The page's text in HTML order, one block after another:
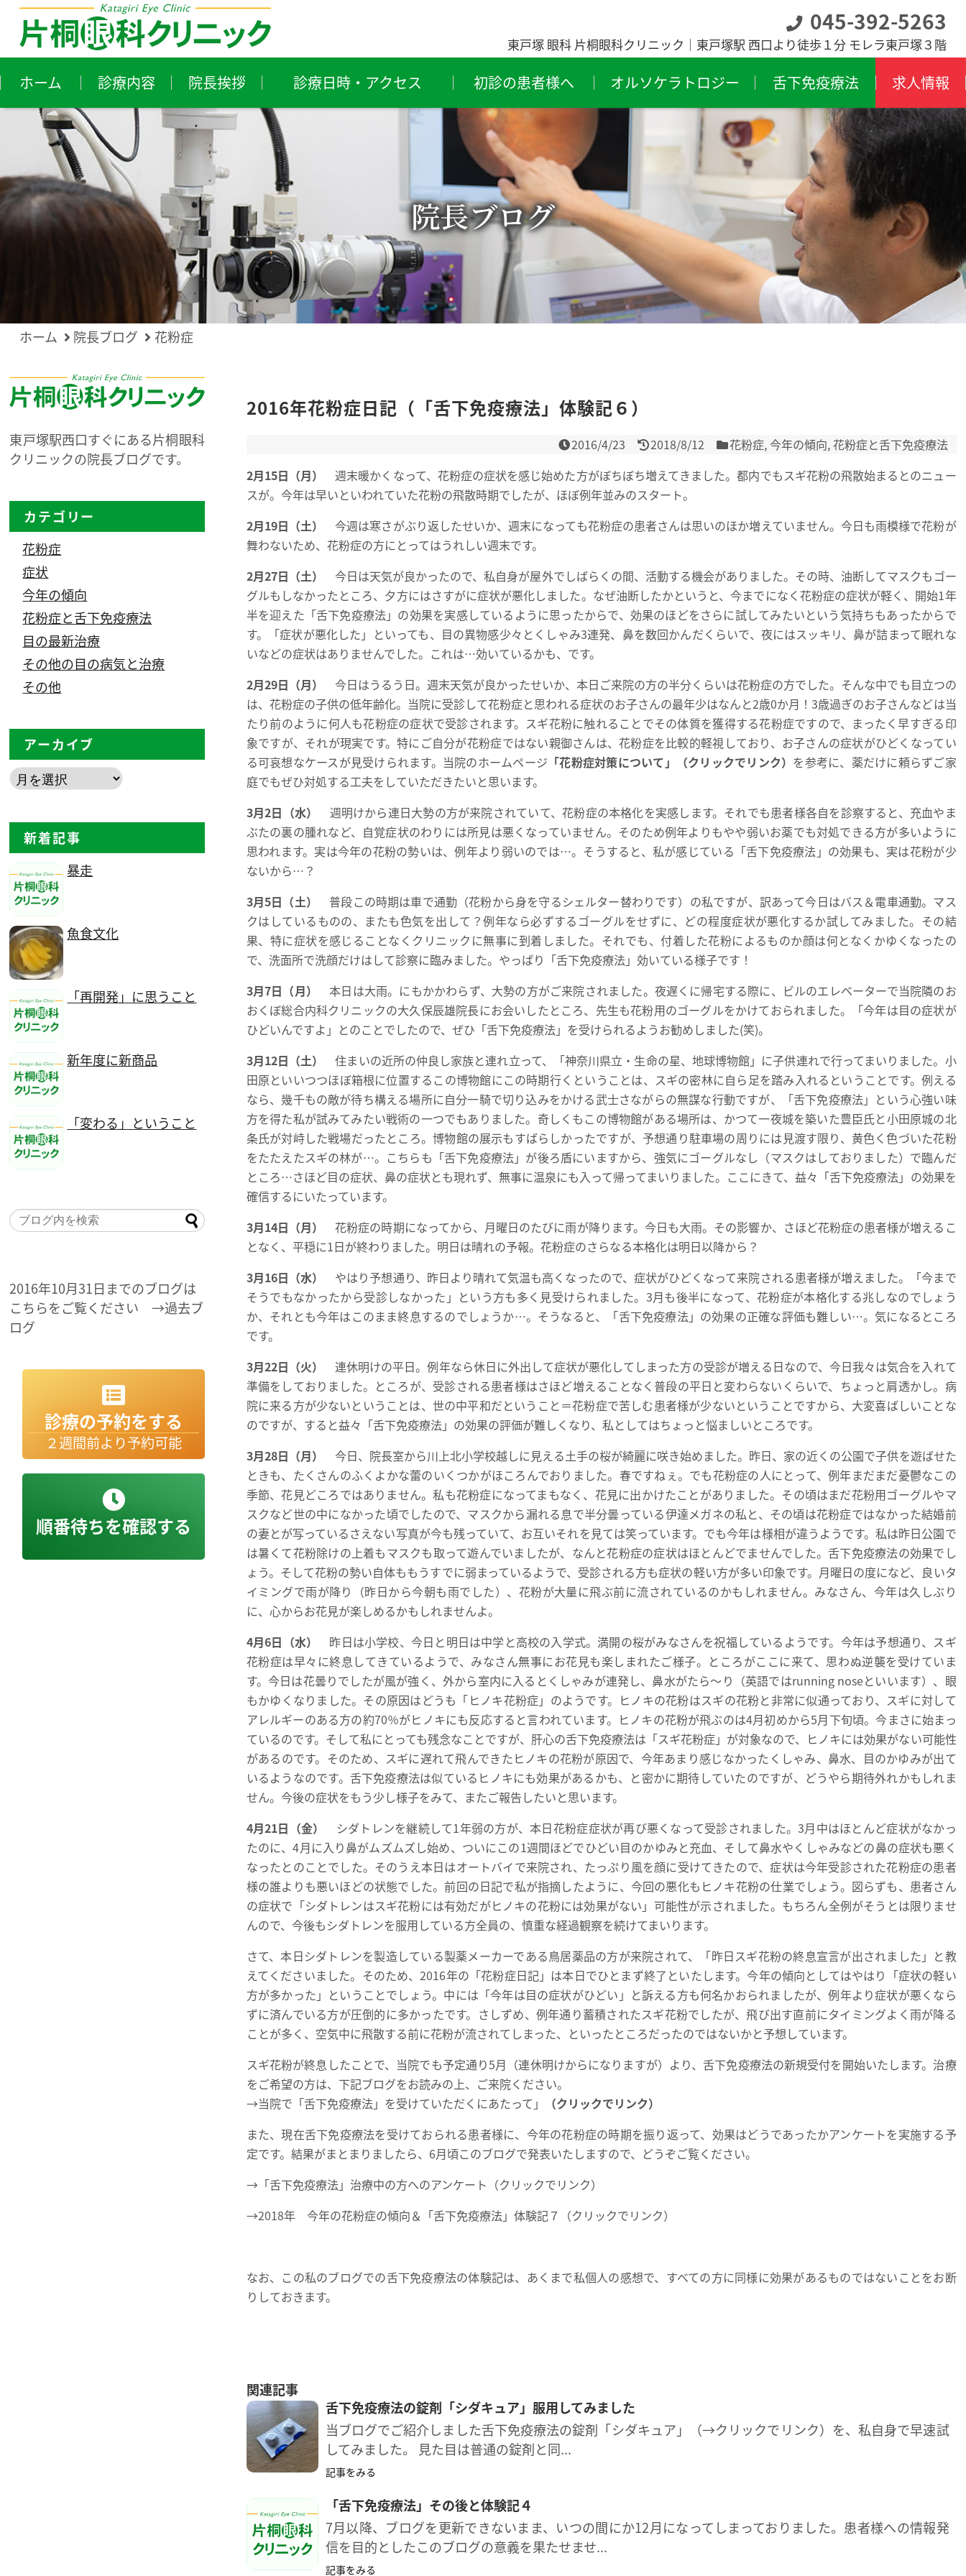
045-392-5263
東戸塚 眼科 片桐眼科クリニック｜東戸塚駅 西口より徒歩１分 モレラ東戸塚３階
ホーム 診療内容
近視・遠視・乱視
ものもらい
（霰粒腫・麦粒腫）
結膜炎 飛蚊症
白内障 緑内障 結膜下出血
斜視・弱視
小児眼科
院長挨拶 診療日時・アクセス 初診の患者様へ オルソケラトロジー 舌下免疫療法 求人情報
院長ブログ
ホーム 院長ブログ 花粉症
2016年花粉症日記（「舌下免疫療法」体験記６）
2016/4/23 2018/8/12 花粉症,今年の傾向,花粉症と舌下免疫療法
2月15日（月）
週末暖かくなって、花粉症の症状を感じ始めた方がぼちぼち増えてきました。都内でもスギ花粉の飛散始まるとのニュー
スが。今年は早いといわれていた花粉の飛散時期でしたが、ほぼ例年並みのスタート。
2月19日（土）
今週は寒さがぶり返したせいか、週末になっても花粉症の患者さんは思いのほか増えていません。今日も雨模様で花粉が
舞わないため、花粉症の方にとってはうれしい週末です。
2月27日（土）
今日は天気が良かったので、私自身が屋外でしばらくの間、活動する機会がありました。その時、油断してマスクもゴー
グルもしなかったところ、夕方にはさすがに症状が悪化しました。なぜ油断したかというと、今までになく花粉症の症状が軽く、開始1年
半を迎えた「舌下免疫療法」の効果を実感しているように思ったからで、効果のほどをさらに試してみたいという気持ちもあったからで
す。「症状が悪化した」といっても、目の異物感少々とくしゃみ3連発、鼻を数回かんだくらいで、夜にはスッキリ、鼻が詰まって眠れな
いなどの症状はありませんでした。これは…効いているかも、です。
2月29日（月）
今日はうるう日。週末天気が良かったせいか、本日ご来院の方の半分くらいは花粉症の方でした。そんな中でも目立つの
は、花粉症の子供の低年齢化。当院に受診して花粉症と思われる症状のお子さんの最年少はなんと2歳0か月！3歳過ぎのお子さんなどは当
たり前のように何人も花粉症の症状で受診されます。スギ花粉に触れることでその体質を獲得する花粉症ですので、まったく早すぎる印
象ですが、それが現実です。特にご自分が花粉症ではない親御さんは、花粉症を比較的軽視しており、お子さんの症状がひどくなってい
る可哀想なケースが見受けられます。当院のホームページ 「花粉症対策について」（クリックでリンク） を参考に、薬だけに頼らずご家
庭でもぜひ対処する工夫をしていただきたいと思います。
3月2日（水）
週明けから連日大勢の方が来院されていて、花粉症の本格化を実感します。それでも患者様各自を診察すると、充血やま
ぶたの裏の腫れなど、自覚症状のわりには所見は悪くなっていません。そのため例年よりもやや弱いお薬でも対処できる方が多いように
思われます。実は今年の花粉の勢いは、例年より弱いのでは…。そうすると、私が感じている「舌下免疫療法」の効果も、実は花粉が少
ないから…？
3月5日（土）
普段この時期は車で通勤（花粉から身を守るシェルター替わりです）の私ですが、訳あって今日はバス＆電車通勤。マス
クはしているものの、またも色気を出して？例年なら必ずするゴーグルをせずに、どの程度症状が悪化するか試してみました。その結
果、特に症状を感じることなくクリニックに無事に到着しました。それでも、付着した花粉によるものか顔は何となくかゆくなったの
で、洗面所で洗顔だけはして診察に臨みました。やっぱり「舌下免疫療法」効いている様子です！
3月7日（月）
本日は大雨。にもかかわらず、大勢の方がご来院されました。夜遅くに帰宅する際に、ビルのエレベーターで当院隣のお
おくぼ総合内科クリニックの大久保辰雄院長にお会いしたところ、先生も花粉用のゴーグルをかけておられました。「今年は目の症状が
ひどいんですよ」とのことでしたので、ぜひ「舌下免疫療法」を受けられるようお勧めしました(笑)。
3月12日（土）
住まいの近所の仲良し家族と連れ立って、 「神奈川県立・生命の星、地球博物館」 に子供連れで行ってまいりました。小
田原といいつつほぼ箱根に位置するこの博物館にこの時期行くということは、スギの密林に自ら足を踏み入れるということです。例える
なら、幾千もの敵が待ち構える場所に自分一騎で切り込みをかける武士さながらの無謀な行動ですが、「舌下免疫療法」という心強い味
方を得た私が試みてみたい戦術の一つでもありました。奇しくもこの博物館がある場所は、かつて一夜城を築いた豊臣氏と小田原城の北
条氏が対峙した戦場だったところ。博物館の展示もすばらしかったですが、予想通り駐車場の周りには見渡す限り、黄色く色づいた花粉
をたたえたスギの林が…。こちらも「舌下免疫療法」が後ろ盾にいますから、強気にゴーグルなし（マスクはしておりました）で臨んだ
ところ…さほど目の症状、鼻の症状とも現れず、無事に温泉にも入って帰ってまいりました。ここにきて、益々「舌下免疫療法」の効果を
確信するにいたっています。
3月14日（月）
花粉症の時期になってから、月曜日のたびに雨が降ります。今日も大雨。その影響か、さほど花粉症の患者様が増えるこ
となく、平穏に1日が終わりました。明日は晴れの予報。花粉症のさらなる本格化は明日以降から？
3月16日（水）
やはり予想通り、昨日より晴れて気温も高くなったので、症状がひどくなって来院される患者様が増えました。「今まで
そうでもなかったから受診しなかった」という方も多く見受けられました。3月も後半になって、花粉症が本格化する兆しなのでしょう
か、それとも今年はこのまま終息するのでしょうか…。そうなると、「舌下免疫療法」の効果の正確な評価も難しい…。気になるところ
です。
3月22日（火）
連休明けの平日。例年なら休日に外出して症状が悪化してしまった方の受診が増える日なので、今日我々は気合を入れて
準備をしておりました。ところが、受診される患者様はさほど増えることなく普段の平日と変わらないくらいで、ちょっと肩透かし。病
院に来る方が少ないということは、世の中平和だということ＝花粉症で苦しむ患者様が少ないということですから、大変喜ばしいことな
のですが、すると益々「舌下免疫療法」の効果の評価が難しくなり、私としてはちょっと悩ましいところです。
3月28日（月）
今日、院長室から川上北小学校越しに見える土手の桜が綺麗に咲き始めました。昨日、家の近くの公園で子供を遊ばせた
ときも、たくさんのふくよかな蕾のいくつかがほころんでおりました。春ですねぇ。でも花粉症の人にとって、例年まだまだ憂鬱なこの
季節、花見どころではありません。私も花粉症になってまもなく、花見に出かけたことがありました。その頃はまだ花粉用ゴーグルやマ
スクなど世の中になかった頃でしたので、マスクから漏れる息で半分曇っている伊達メガネの私と、その頃は花粉症ではなかった結婚前
の妻とが写っているさえない写真が今も残っていて、お互いそれを見ては笑っています。でも今年は様相が違うようです。私は昨日公園で
は暑くて花粉除けの上着もマスクも取って遊んでいましたが、なんと花粉症の症状はほとんどでませんでした。舌下免疫療法の効果でし
ょう。そして花粉の勢い自体ももうすでに弱まっているようで、受診される方も症状の軽い方が多い印象です。月曜日の度になど、良いタ
イミングで雨が降り（昨日から今朝も雨でした）、花粉が大量に飛ぶ前に流されているのかもしれません。みなさん、今年は久しぶり
に、心からお花見が楽しめるかもしれませんよ。
4月6日（水）
昨日は小学校、今日と明日は中学と高校の入学式。満開の桜がみなさんを祝福しているようです。今年は予想通り、スギ
花粉症は早々に終息してきているようで、みなさん無事にお花見も楽しまれたご様子。ところがここに来て、思わぬ逆襲を受けていま
す。今日は花曇りでしたが風が強く、外から室内に入るとくしゃみが連発し、鼻水がたら～り（英語ではrunning noseといいます）、眼
もかゆくなりました。その原因はどうも「ヒノキ花粉症」のようです。ヒノキの花粉はスギの花粉と非常に似通っており、スギに対して
アレルギーのある方の約70％がヒノキにも反応すると言われています。ヒノキの花粉が飛ぶのは4月初めから5月下旬頃。今まさに始まっ
ているのです。そして私にとっても残念なことですが、肝心の舌下免疫療法は「スギ花粉症」が対象なので、ヒノキには効果がない可能性
があるのです。そのため、スギに遅れて飛んできたヒノキの花粉が原因で、今年あまり感じなかったくしゃみ、鼻水、目のかゆみが出て
いるようなのです。舌下免疫療法は似ているヒノキにも効果があるかも、と密かに期待していたのですが、どうやら期待外れかもしれま
せん。今後の症状をもう少し様子をみて、またご報告したいと思います。
4月21日（金）
シダトレンを継続して1年弱の方が、本日花粉症症状が再び悪くなって受診されました。3月中はほとんど症状がなかっ
たのに、4月に入り鼻がムズムズし始め、ついにこの1週間ほどでひどい目のかゆみと充血、そして鼻水やくしゃみなどの鼻の症状も悪く
なったとのことでした。そのうえ本日はオートバイで来院され、たっぷり風を顔に受けてきたので、症状は今年受診された花粉症の患者
様の誰よりも悪いほどの状態でした。前回の日記で私が指摘したように、今回の悪化もヒノキ花粉の仕業でしょう。図らずも、患者さん
の症状で「シダトレンはスギ花粉には有効だがヒノキの花粉には効果がない」可能性が示されました。もちろん全例がそうとは限りませ
んので、今後もシダトレンを服用している方全員の、慎重な経過観察を続けてまいります。
さて、本日シダトレンを製造している製薬メーカーである鳥居薬品の方が来院されて、「昨日スギ花粉の終息宣言が出されました」と教
えてくださいました。そのため、2016年の「花粉症日記」は本日でひとまず終了といたします。今年の傾向としてはやはり「症状の軽い
方が多かった」ということでしょう。中には「今年は目の症状がひどい」と訴える方も何名かおられましたが、例年より症状が悪くなら
ずに済んでいる方が圧倒的に多かったです。さしずめ、例年通り蓄積されたスギ花粉でしたが、飛び出す直前にタイミングよく雨が降る
ことが多く、空気中に飛散する前に花粉が流されてしまった、といったところだったのではないかと予想しています。
スギ花粉が終息したことで、当院でも予定通り5月（連休明けからになりますが）より、舌下免疫療法の新規受付を開始いたします。治療
をご希望の方は、下記ブログをお読みの上、ご来院ください。
→当院で「舌下免疫療法」を受けていただくにあたって」
（クリックでリンク）
また、現在舌下免疫療法を受けておられる患者様に、今年の花粉症の時期を振り返って、効果はどうであったかアンケートを実施する予
定です。結果がまとまりましたら、6月頃このブログで発表いたしますので、どうぞご覧ください。
→「舌下免疫療法」治療中の方へのアンケート（クリックでリンク）
→2018年 今年の花粉症の傾向＆「舌下免疫療法」体験記７（クリックでリンク）
なお、この私のブログでの舌下免疫療法の体験記は、あくまで私個人の感想で、すべての方に同様に効果があるものではないことをお断
りしておきます。
関連記事
舌下免疫療法の錠剤「シダキュア」服用してみました
当ブログでご紹介しました舌下免疫療法の錠剤「シダキュア」（→クリックでリンク）を、私自身で早速試
してみました。 見た目は普通の錠剤と同...
記事をみる
「舌下免疫療法」その後と体験記４
7月以降、ブログを更新できないまま、いつの間にか12月になってしまっておりました。患者様への情報発
信を目的としたこのブログの意義を果たせませ...
記事をみる
東戸塚駅西口すぐにある片桐眼科
クリニックの院長ブログです。
カテゴリー
花粉症
症状
今年の傾向
花粉症と舌下免疫療法
目の最新治療
その他の目の病気と治療
その他
アーカイブ
新着記事
暴走
魚食文化
「再開発」に思うこと
新年度に新商品
「変わる」ということ
2016年10月31日までのブログは
こちらをご覧ください →過去ブ
ログ
診療の予約をする
２週間前より予約可能
順番待ちを確認する